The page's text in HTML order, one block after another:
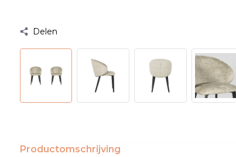
Delen
Productomschrijving